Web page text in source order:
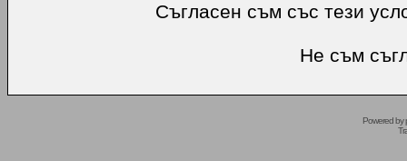
Съгласен съм със тези
Не съм
Powered by